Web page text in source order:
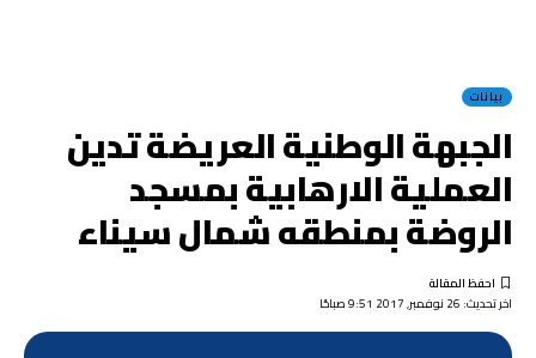
بيانات
الجبهة الوطنية العريضة تدين
العملية الارهابية بمسجد
الروضة بمنطقه شمال سيناء
اخر تحديث: 26 نوفمبر, 2017 9:51 صباحًا